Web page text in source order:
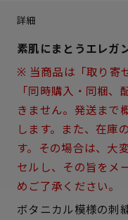
詳細
素肌にまとうエレガ
※ 当商品は「取り寄
「同時購入・同梱
きません。発送まで
します。また、在庫
す。その場合は、大
セルし、その旨をメ
めご了承ください。
ボタニカル模様の刺